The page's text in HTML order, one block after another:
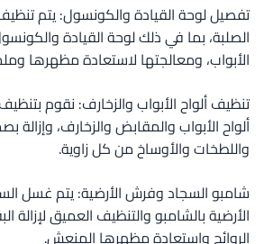
تفصيل لوحة القيادة والكونسول: يتم
الصلبة، بما في ذلك لوحة القيادة
الأبواب، ومعالجتها لاستعادة مظهرها
تنظيف ألواح الأبواب والزخارف: نقوم
ألواح الأبواب والمقابض والزخارف، وإزالة
واللطخات والأوساخ من كل زاوية.
شامبو السجاد وفرش الأرضية: يتم غسل
الأرضية بالشامبو والتنظيف العميق لإزالة
الروائح واستعادة مظهرها المنعش.